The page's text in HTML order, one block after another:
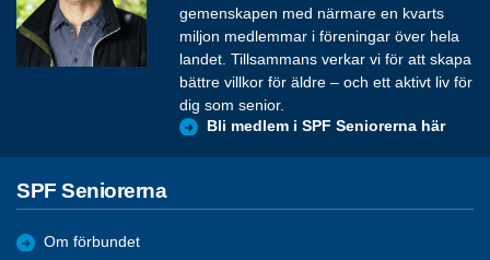
gemenskapen med närmare en kvarts
miljon medlemmar i föreningar över hela
landet. Tillsammans verkar vi för att skapa
bättre villkor för äldre – och ett aktivt liv för
dig som senior.
Bli medlem i SPF Seniorerna här
SPF Seniorerna
Om förbundet